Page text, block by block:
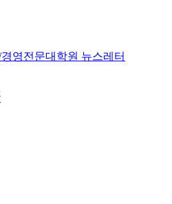
영전문대학원 뉴스레터